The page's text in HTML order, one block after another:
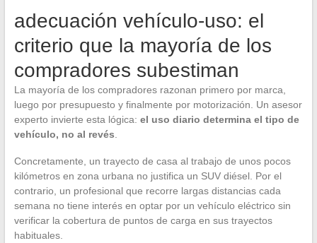
adecuación vehículo-uso: el
criterio que la mayoría de los
compradores subestiman
La mayoría de los compradores razonan primero por marca,
luego por presupuesto y finalmente por motorización. Un asesor
experto invierte esta lógica: el uso diario determina el tipo de
vehículo, no al revés
Concretamente, un trayecto de casa al trabajo de unos pocos
kilómetros en zona urbana no justifica un SUV diésel. Por el
contrario, un profesional que recorre largas distancias cada
semana no tiene interés en optar por un vehículo eléctrico sin
verificar la cobertura de puntos de carga en sus trayectos
habituales.